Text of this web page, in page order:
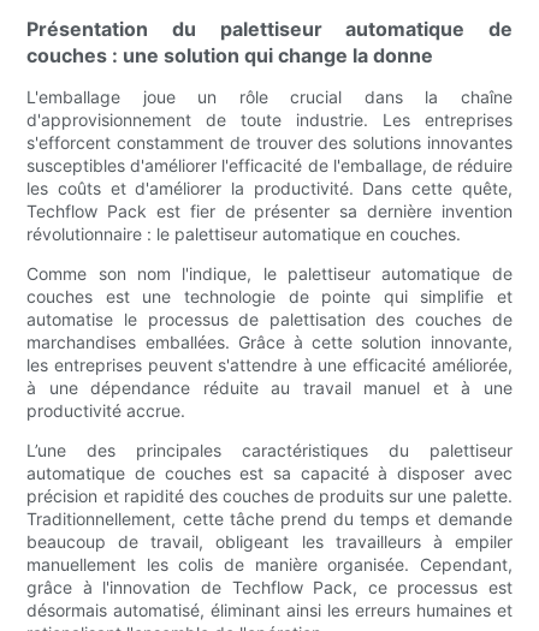
Présentation du palettiseur automatique de
couches : une solution qui change la donne
L'emballage joue un rôle crucial dans la chaîne
d'approvisionnement de toute industrie. Les entreprises
s'efforcent constamment de trouver des solutions innovantes
susceptibles d'améliorer l'efficacité de l'emballage, de réduire
les coûts et d'améliorer la productivité. Dans cette quête,
Techflow Pack est fier de présenter sa dernière invention
révolutionnaire : le palettiseur automatique en couches.
Comme son nom l'indique, le palettiseur automatique de
couches est une technologie de pointe qui simplifie et
automatise le processus de palettisation des couches de
marchandises emballées. Grâce à cette solution innovante,
les entreprises peuvent s'attendre à une efficacité améliorée,
à une dépendance réduite au travail manuel et à une
productivité accrue.
L’une des principales caractéristiques du palettiseur
automatique de couches est sa capacité à disposer avec
précision et rapidité des couches de produits sur une palette.
Traditionnellement, cette tâche prend du temps et demande
beaucoup de travail, obligeant les travailleurs à empiler
manuellement les colis de manière organisée. Cependant,
grâce à l'innovation de Techflow Pack, ce processus est
désormais automatisé, éliminant ainsi les erreurs humaines et